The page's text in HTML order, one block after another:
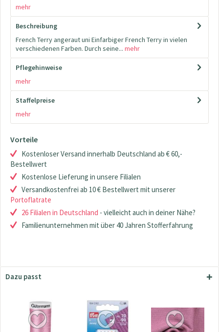
mehr
Beschreibung
French Terry angeraut uni Einfarbiger French Terry in vielen
verschiedenen Farben. Durch seine... mehr
Pflegehinweise
mehr
Staffelpreise
mehr
Vorteile
Kostenloser Versand innerhalb Deutschland ab € 60,-
Bestellwert
Kostenlose Lieferung in unsere Filialen
Versandkostenfrei ab 10 € Bestellwert mit unserer
Portoflatrate
26 Filialen in Deutschland - vielleicht auch in deiner Nähe?
Familienunternehmen mit über 40 Jahren Stofferfahrung
Dazu passt